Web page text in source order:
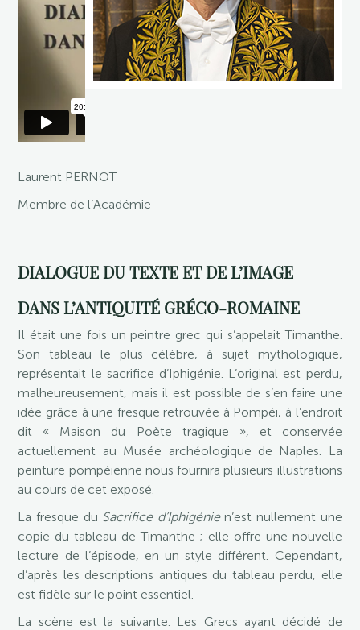
Laurent PERNOT
Membre de l’Académie
DIALOGUE DU TEXTE ET DE L’IMAGE
DANS L’ANTIQUITÉ GRÉCO-ROMAINE
Il était une fois un peintre grec qui s’appelait Timanthe.
Son tableau le plus célèbre, à sujet mythologique,
représentait le sacrifice d’Iphigénie. L’original est perdu,
malheureusement, mais il est possible de s’en faire une
idée grâce à une fresque retrouvée à Pompéi, à l’endroit
dit « Maison du Poète tragique », et conservée
actuellement au Musée archéologique de Naples. La
peinture pompéienne nous fournira plusieurs illustrations
au cours de cet exposé.
La fresque du Sacrifice d’Iphigénien’est nullement une
copie du tableau de Timanthe ; elle offre une nouvelle
lecture de l’épisode, en un style différent. Cependant,
d’après les descriptions antiques du tableau perdu, elle
est fidèle sur le point essentiel.
La scène est la suivante. Les Grecs ayant décidé de